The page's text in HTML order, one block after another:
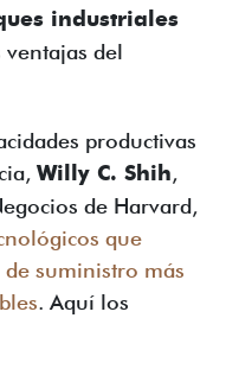
industriales
del
productivas
Willy C. Shih,
de Harvard,
que
suministro más
. Aquí los